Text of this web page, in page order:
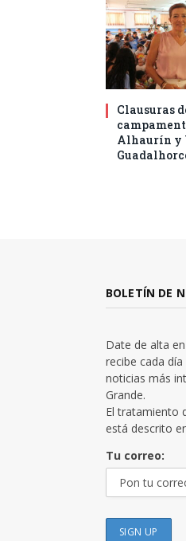
Clausuras
Alhaurín y
BOLETÍN DE
Date de alta
recibe cada
noticias más
Grande.
El tratamiento
está descrito
Tu correo: